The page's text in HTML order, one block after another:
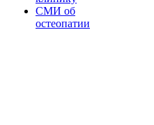
СМИ об
остеопатии